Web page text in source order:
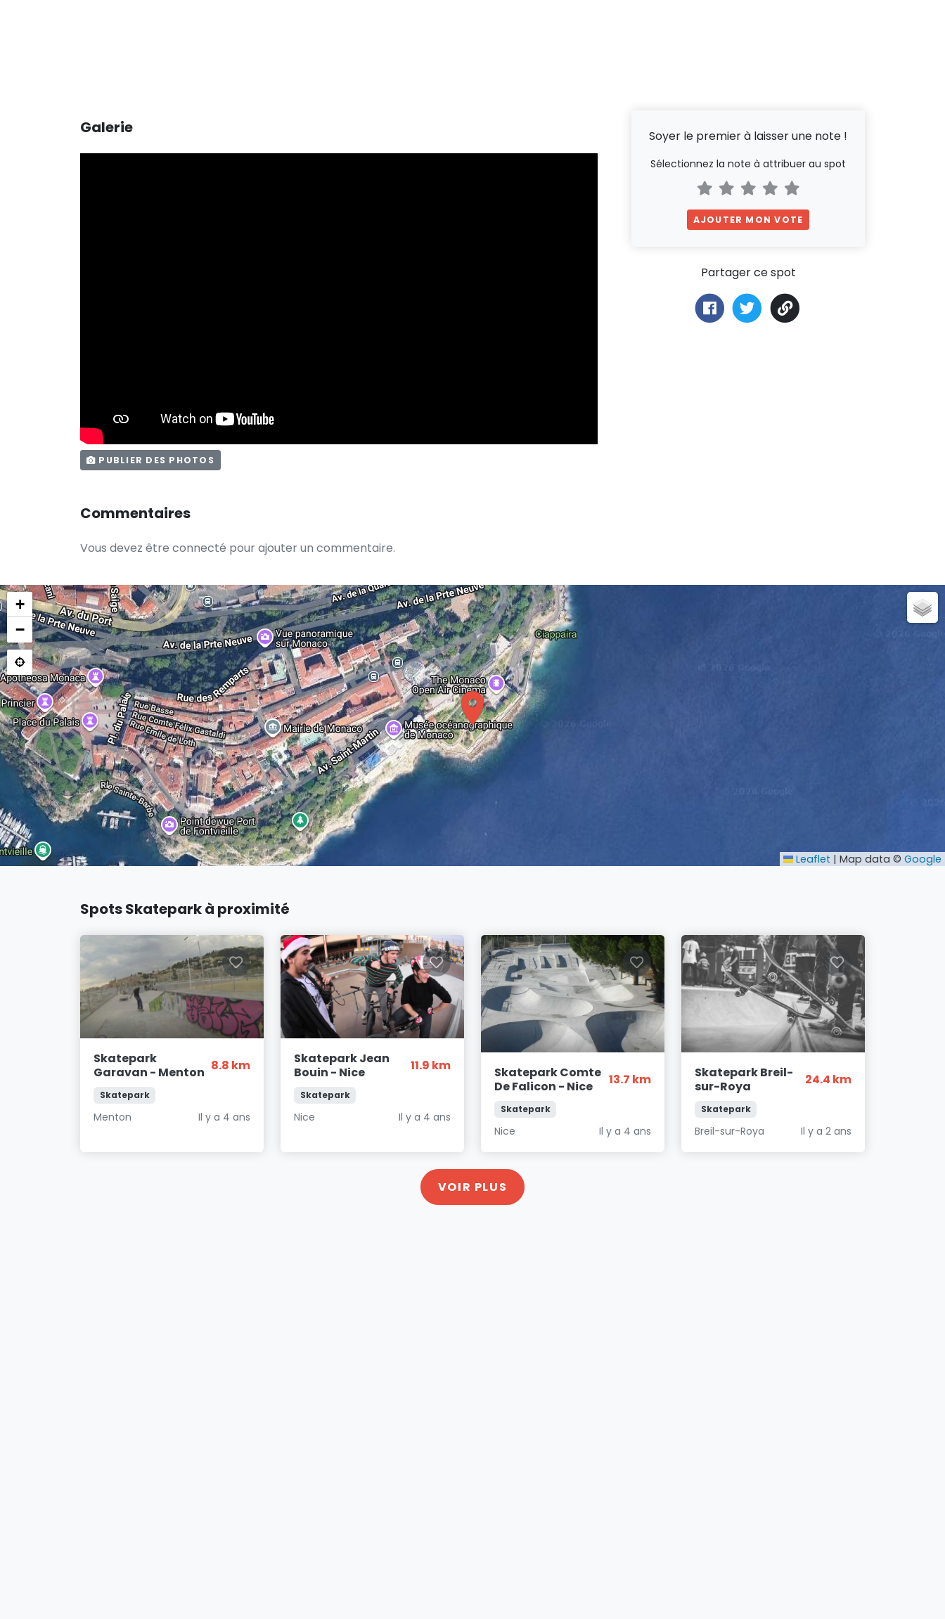
Galerie
PUBLIER DES PHOTOS
Commentaires
Vous devez être connecté pour ajouter un commentaire.
Soyer le premier à laisser une note !
Sélectionnez la note à attribuer au spot
AJOUTER MON VOTE
Partager ce spot
+
−
Leaflet | Map data © Google
Spots Skatepark à proximité
Skatepark
Garavan - Menton 8.8 km
Skatepark
Menton Il y a 4 ans
Skatepark Jean
Bouin - Nice
11.9 km
Skatepark
Nice Il y a 4 ans
Skatepark Comte
De Falicon - Nice
13.7 km
Skatepark
Nice Il y a 4 ans
Skatepark Breil-
sur-Roya
24.4 km
Skatepark
Breil-sur-Roya Il y a 2 ans
VOIR PLUS